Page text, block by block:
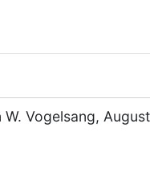
Vogelsang,